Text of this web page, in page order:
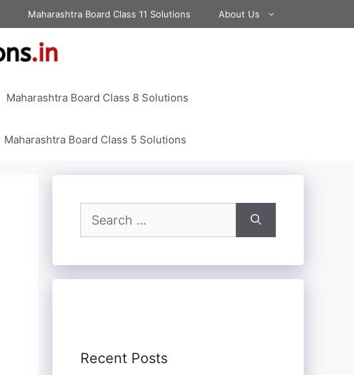
Maharashtra Board Class 11 Solutions About Us
Maharashtra Board Class 8 Solutions
Maharashtra Board Class 5 Solutions
for:
Recent Posts